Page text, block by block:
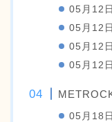
05月12
05月12
05月12
05月12
05月18